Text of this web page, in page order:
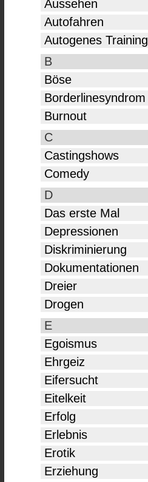
Aussehen
Autofahren
Autogenes Training
B
Böse
Borderlinesyndrom
Burnout
C
Castingshows
Comedy
D
Das erste Mal
Depressionen
Diskriminierung
Dokumentationen
Dreier
Drogen
E
Egoismus
Ehrgeiz
Eifersucht
Eitelkeit
Erfolg
Erlebnis
Erotik
Erziehung